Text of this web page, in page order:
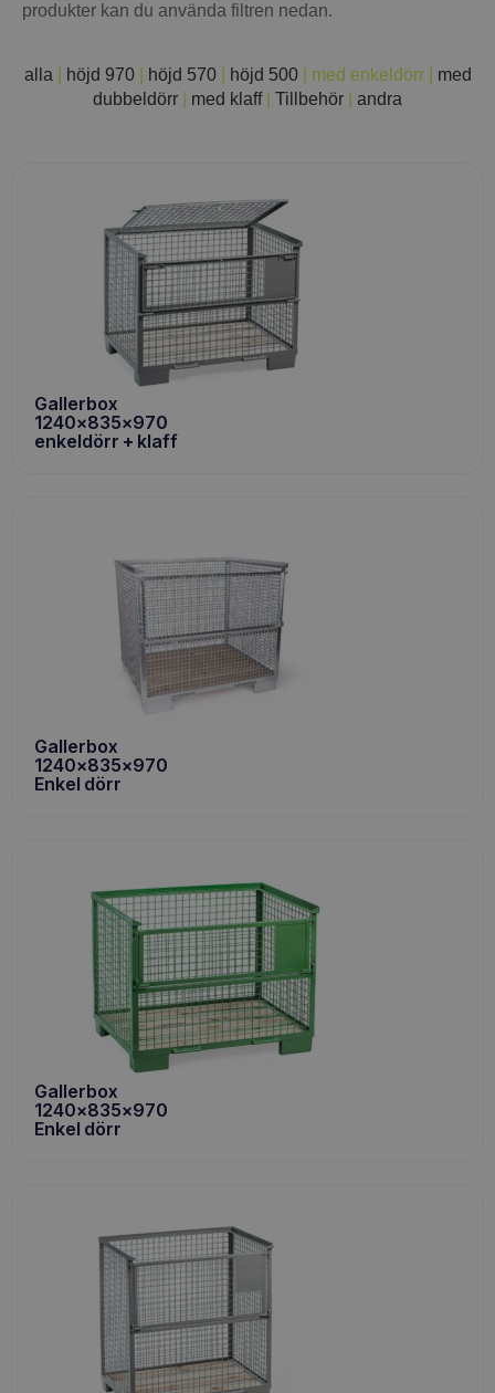
produkter kan du använda filtren nedan.
alla höjd 970 höjd 570 höjd 500 med enkeldörr
med
dubbeldörr
med klaff Tillbehör andra
Gallerbox
1240x835x970
enkeldörr + klaff
Gallerbox
1240x835x970
Enkel dörr
Gallerbox
1240x835x970
Enkel dörr